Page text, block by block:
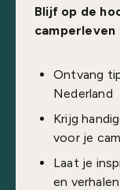
Blijf op de
camperleven
Ontvang
Nederland
Krijg
voor je
Laat je
en verhalen